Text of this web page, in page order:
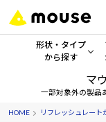
形状・タイプ
から探す
形状・タイプ
デスクトップ
マ
一部対象外の製品
HOME リフレッシュレート